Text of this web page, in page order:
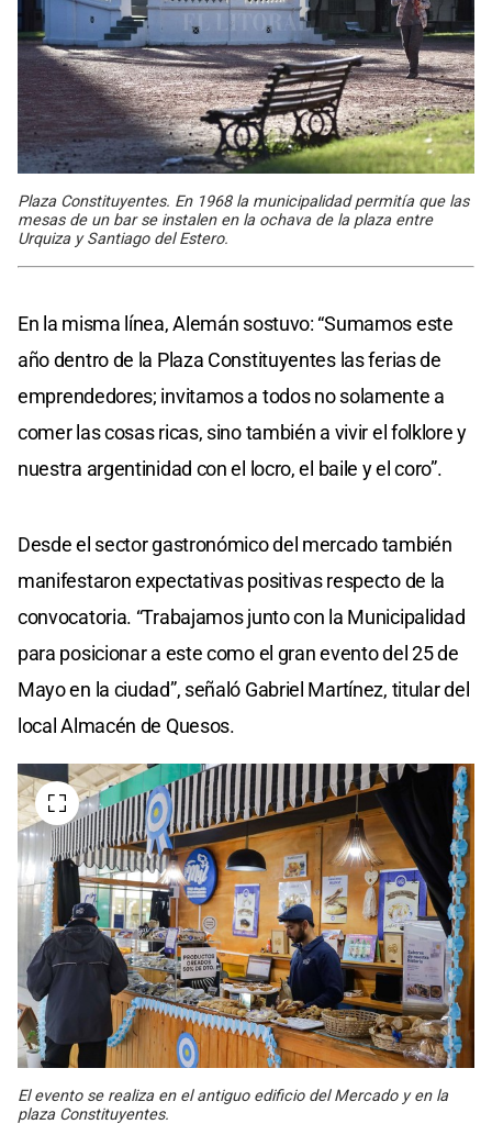
Plaza Constituyentes. En 1968 la municipalidad permitía que las
mesas de un bar se instalen en la ochava de la plaza entre
Urquiza y Santiago del Estero.
En la misma línea, Alemán sostuvo: “Sumamos este
año dentro de la Plaza Constituyentes las ferias de
emprendedores; invitamos a todos no solamente a
comer las cosas ricas, sino también a vivir el folklore y
nuestra argentinidad con el locro, el baile y el coro”.
Desde el sector gastronómico del mercado también
manifestaron expectativas positivas respecto de la
convocatoria. “Trabajamos junto con la Municipalidad
para posicionar a este como el gran evento del 25 de
Mayo en la ciudad”, señaló Gabriel Martínez, titular del
local Almacén de Quesos.
El evento se realiza en el antiguo edificio del Mercado y en la
plaza Constituyentes.